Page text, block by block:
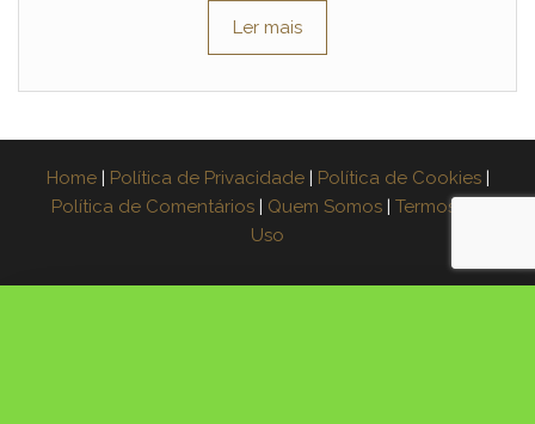
Ler mais
Home | Política de Privacidade | Política de Cookies |
Política de Comentários | Quem Somos | Termos de
Uso